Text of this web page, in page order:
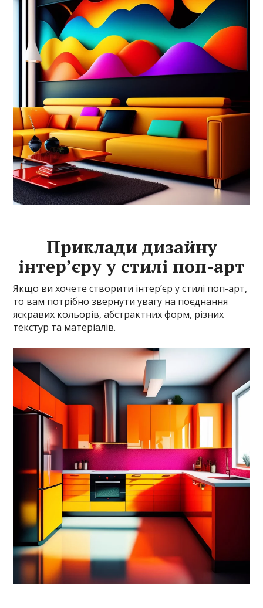
Приклади дизайну
інтер’єру у стилі поп-арт
Якщо ви хочете створити інтер’єр у стилі поп-арт,
то вам потрібно звернути увагу на поєднання
яскравих кольорів, абстрактних форм, різних
текстур та матеріалів.